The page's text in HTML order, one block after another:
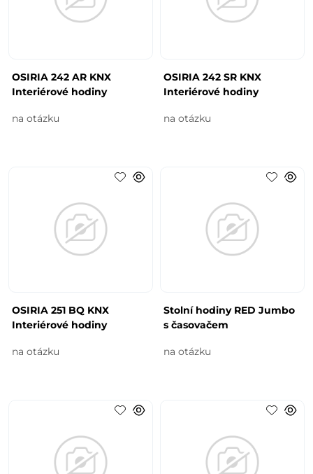
OSIRIA 242 AR KNX
Interiérové hodiny
na otázku
OSIRIA 242 SR KNX
Interiérové hodiny
na otázku
OSIRIA 251 BQ KNX
Interiérové hodiny
na otázku
Stolní hodiny RED Jumbo
s časovačem
na otázku